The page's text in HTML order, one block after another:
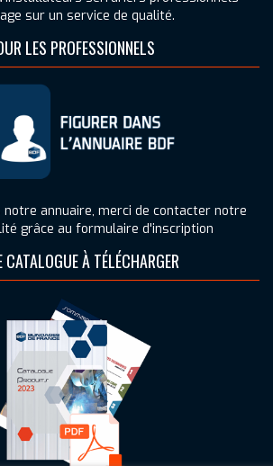
sur un service de qualité.
LES PROFESSIONNELS
annuaire, merci de contacter notre
grâce au formulaire d'inscription
CATALOGUE À TÉLÉCHARGER